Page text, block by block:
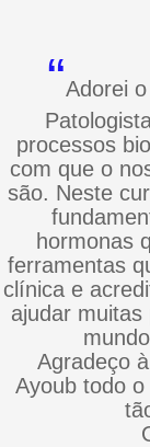
“Adorei
processos
com que o
são. Neste
hormonas
ferramentas
clínica e
ajudar
Agradeço
Ayoub todo